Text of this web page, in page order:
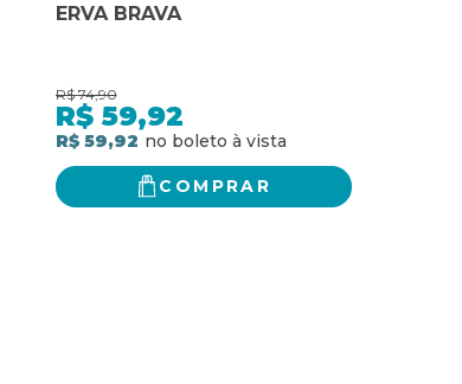
ERVA BRAVA
R$ 74,90
R$ 59,92
R$ 59,92
COMPRAR